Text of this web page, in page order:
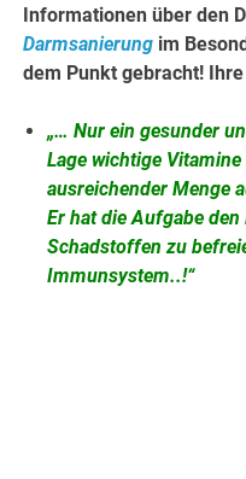
Informationen über den
Darmsanierung im
dem Punkt gebracht!
„… Nur ein gesunder
Lage wichtige
ausreichender Menge
Er hat die Aufgabe
Schadstoffen zu
Immunsystem..!“